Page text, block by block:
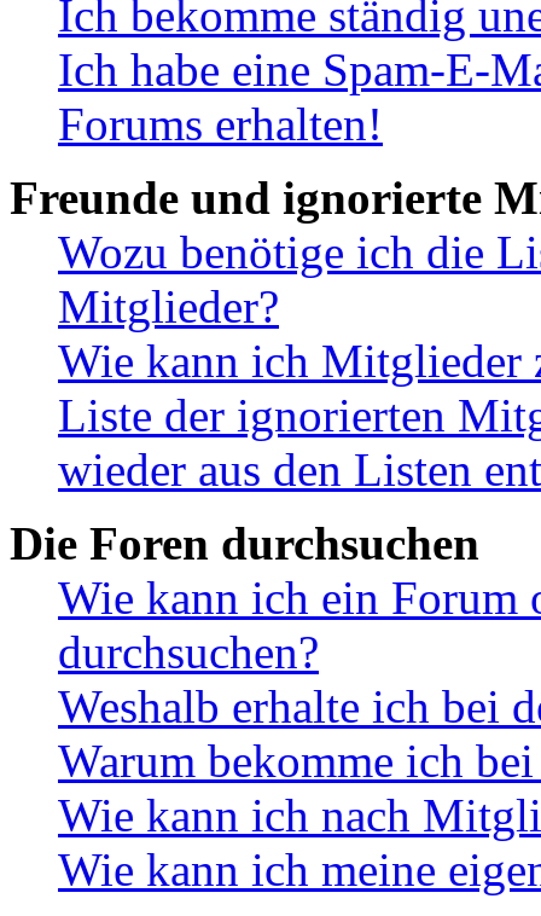
Ich bekomme ständig
Ich habe eine Spam-E-
Forums erhalten!
Freunde und ignorierte
Wozu benötige ich die
Mitglieder?
Wie kann ich Mitglieder
Liste der ignorierten
wieder aus den Listen
Die Foren durchsuchen
Wie kann ich ein Forum
durchsuchen?
Weshalb erhalte ich bei
Warum bekomme ich
Wie kann ich nach
Wie kann ich meine